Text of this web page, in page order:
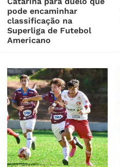
pode encaminhar
classificação na
Superliga de Futebol
Americano